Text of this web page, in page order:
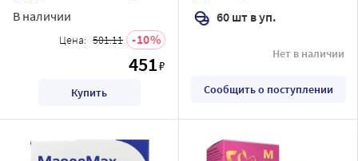
В наличии
Цена: 501.11 10
451₽
Купить
60 шт в уп.
Нет в наличии
Сообщить о поступлении